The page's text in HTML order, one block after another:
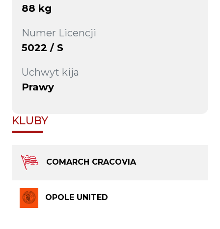
88 kg
Numer Licencji
5022 / S
Uchwyt kija
Prawy
KLUBY
COMARCH CRACOVIA
OPOLE UNITED